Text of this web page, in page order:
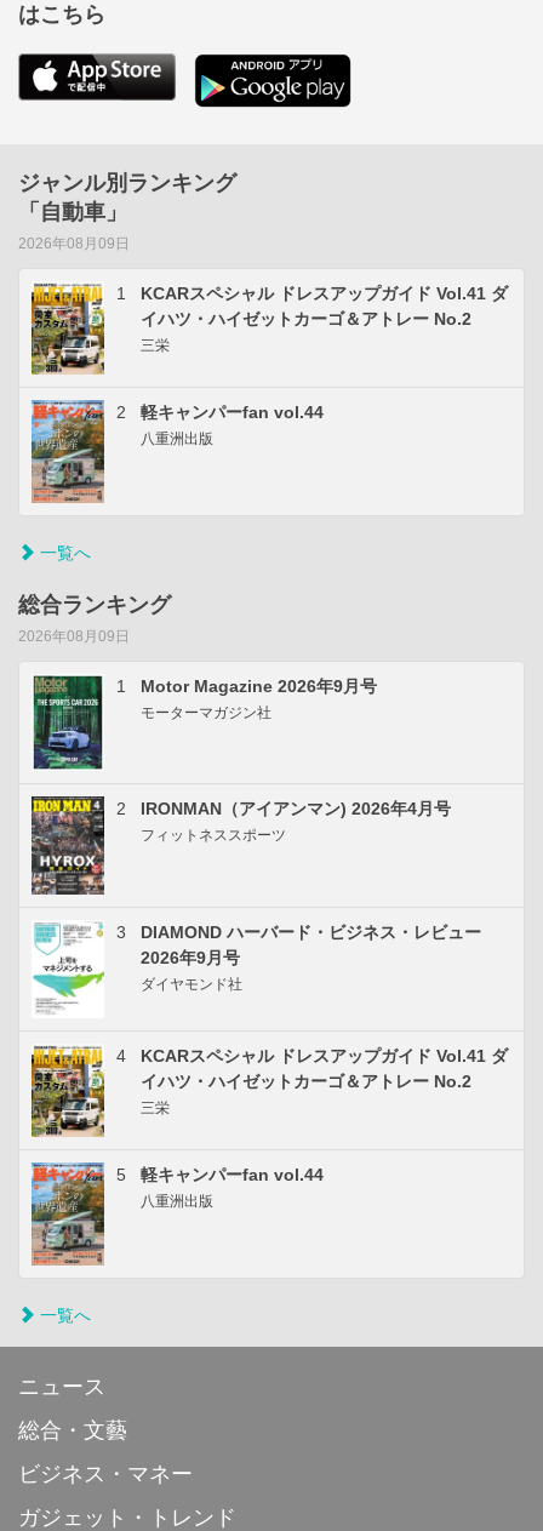
はこちら
ジャンル別ランキング
「自動車」
2026年08月09日
1
KCARスペシャル ドレスアップガイド Vol.41 ダ
イハツ・ハイゼットカーゴ＆アトレー No.2
三栄
2 軽キャンパーfan vol.44
八重洲出版
一覧へ
総合ランキング
2026年08月09日
1 Motor Magazine 2026年9月号
モーターマガジン社
2 IRONMAN（アイアンマン) 2026年4月号
フィットネススポーツ
3
DIAMOND ハーバード・ビジネス・レビュー
2026年9月号
ダイヤモンド社
4
KCARスペシャル ドレスアップガイド Vol.41 ダ
イハツ・ハイゼットカーゴ＆アトレー No.2
三栄
5 軽キャンパーfan vol.44
八重洲出版
一覧へ
ニュース
総合・文藝
ビジネス・マネー
ガジェット・トレンド